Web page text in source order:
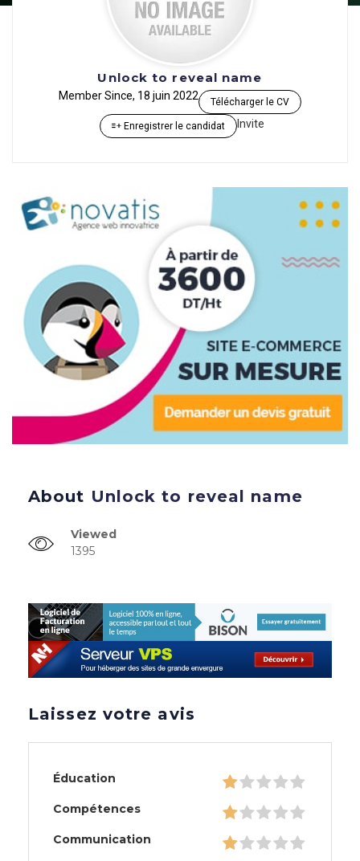
Unlock to reveal name
Member Since, 18 juin 2022 Télécharger le CV
Enregistrer le candidat Invite
About Unlock to reveal name
Viewed
1395
Laissez votre avis
Éducation
Compétences
Communication